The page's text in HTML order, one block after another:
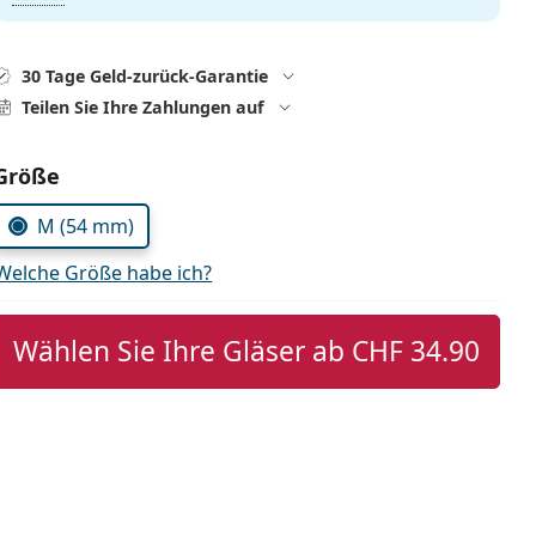
30 Tage Geld-zurück-Garantie
Teilen Sie Ihre Zahlungen auf
wählen
M (54 mm)
Größe habe ich?
Wählen Sie Ihre Gläser ab CHF 34.90